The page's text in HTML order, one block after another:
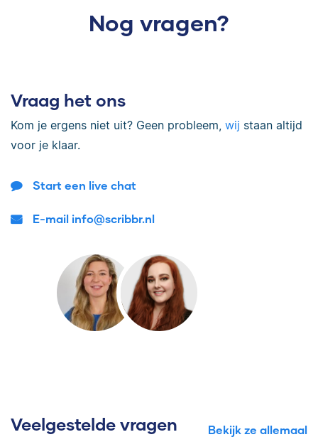
Nog vragen?
Vraag het ons
Kom je ergens niet uit? Geen probleem, wij staan altijd
voor je klaar.
Start een live chat
E-mail info@scribbr.nl
Veelgestelde vragen Bekijk ze allemaal